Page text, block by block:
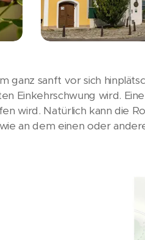
ganz sanft vor sich
Einkehrschwung wird.
wird. Natürlich kann die
an dem einen oder